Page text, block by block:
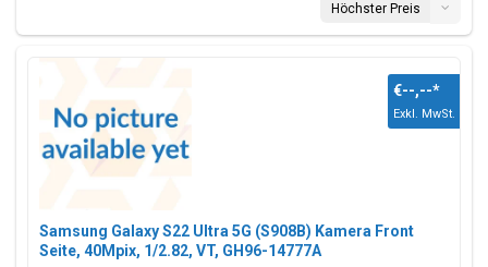
Höchster Preis
Samsung Galaxy S22 Ultra 5G (S908B) Kamera Front
Seite, 40Mpix, 1/2.82, VT, GH96-14777A
€--,--*
Exkl. MwSt.